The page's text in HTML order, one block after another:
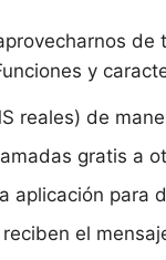
y
reales) de
gratis a
aplicación para
el